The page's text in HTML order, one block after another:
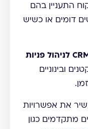
התעניין בהם
דומים או כשיש
ובינוניים
את אפשרויות
מתקדמים כגון